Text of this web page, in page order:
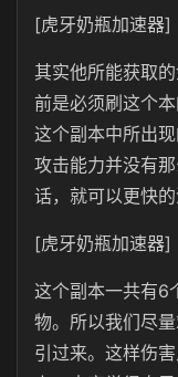
[虎牙奶瓶加速器]
其实他所能获取
前是必须刷这个
这个副本中所出
攻击能力并没有
话，就可以更快的
[虎牙奶瓶加速器]
这个副本一共有6
物。所以我们尽
引过来。这样伤